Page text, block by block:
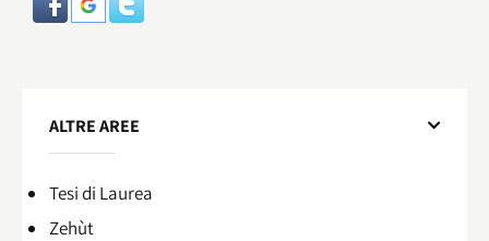
ALTRE AREE
Tesi di Laurea
Zehùt